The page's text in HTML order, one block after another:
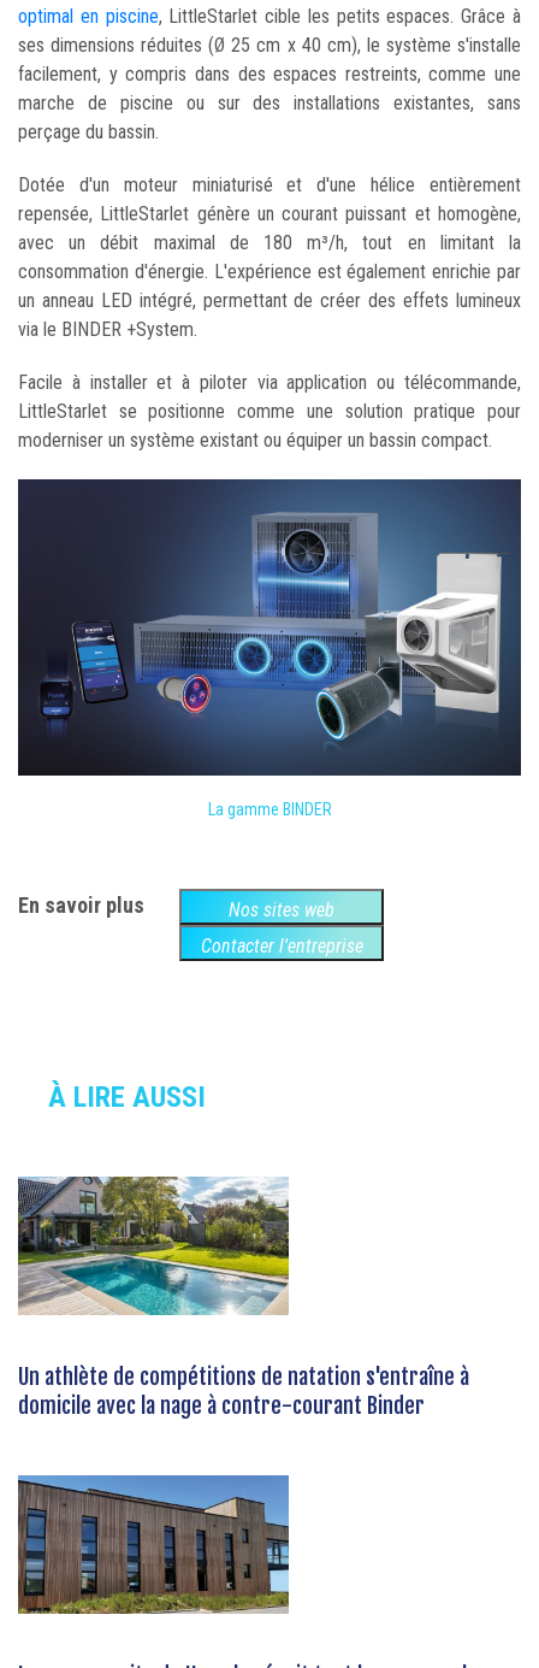
optimal en piscine, LittleStarlet cible les petits espaces. Grâce à
ses dimensions réduites (Ø 25 cm x 40 cm), le système s'installe
facilement, y compris dans des espaces restreints, comme une
marche de piscine ou sur des installations existantes, sans
perçage du bassin.
Dotée d'un moteur miniaturisé et d'une hélice entièrement
repensée, LittleStarlet génère un courant puissant et homogène,
avec un débit maximal de 180 m³/h, tout en limitant la
consommation d'énergie. L'expérience est également enrichie par
un anneau LED intégré, permettant de créer des effets lumineux
via le BINDER +System.
Facile à installer et à piloter via application ou télécommande,
LittleStarlet se positionne comme une solution pratique pour
moderniser un système existant ou équiper un bassin compact.
La gamme BINDER
En savoir plus
Nos sites web
Contacter l'entreprise
À LIRE AUSSI
Un athlète de compétitions de natation s'entraîne à
domicile avec la nage à contre-courant Binder